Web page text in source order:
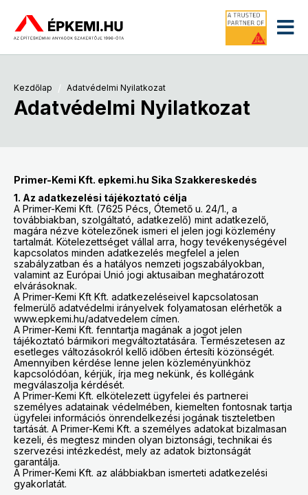
Kezdőlap / Adatvédelmi Nyilatkozat
Adatvédelmi Nyilatkozat
Primer-Kemi Kft. epkemi.hu Sika Szakkereskedés
1. Az adatkezelési tájékoztató célja
A Primer-Kemi Kft. (7625 Pécs, Ótemető u. 24/1., a
továbbiakban, szolgáltató, adatkezelő) mint adatkezelő,
magára nézve kötelezőnek ismeri el jelen jogi közlemény
tartalmát. Kötelezettséget vállal arra, hogy tevékenységével
kapcsolatos minden adatkezelés megfelel a jelen
szabályzatban és a hatályos nemzeti jogszabályokban,
valamint az Európai Unió jogi aktusaiban meghatározott
elvárásoknak.
A Primer-Kemi Kft Kft. adatkezeléseivel kapcsolatosan
felmerülő adatvédelmi irányelvek folyamatosan elérhetők a
www.epkemi.hu/adatvedelem címen.
A Primer-Kemi Kft. fenntartja magának a jogot jelen
tájékoztató bármikori megváltoztatására. Természetesen az
esetleges változásokról kellő időben értesíti közönségét.
Amennyiben kérdése lenne jelen közleményünkhöz
kapcsolódóan, kérjük, írja meg nekünk, és kollégánk
megválaszolja kérdését.
A Primer-Kemi Kft. elkötelezett ügyfelei és partnerei
személyes adatainak védelmében, kiemelten fontosnak tartja
ügyfelei információs önrendelkezési jogának tiszteletben
tartását. A Primer-Kemi Kft. a személyes adatokat bizalmasan
kezeli, és megtesz minden olyan biztonsági, technikai és
szervezési intézkedést, mely az adatok biztonságát
garantálja.
A Primer-Kemi Kft. az alábbiakban ismerteti adatkezelési
gyakorlatát.